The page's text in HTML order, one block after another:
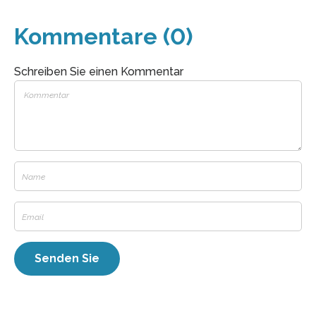
Kommentare (0)
Schreiben Sie einen Kommentar